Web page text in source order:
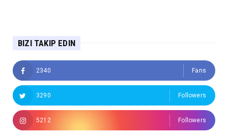
BIZI TAKIP EDIN
2340 Fans
3290 Followers
5212 Followers